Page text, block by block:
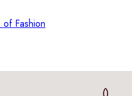
of Fashion